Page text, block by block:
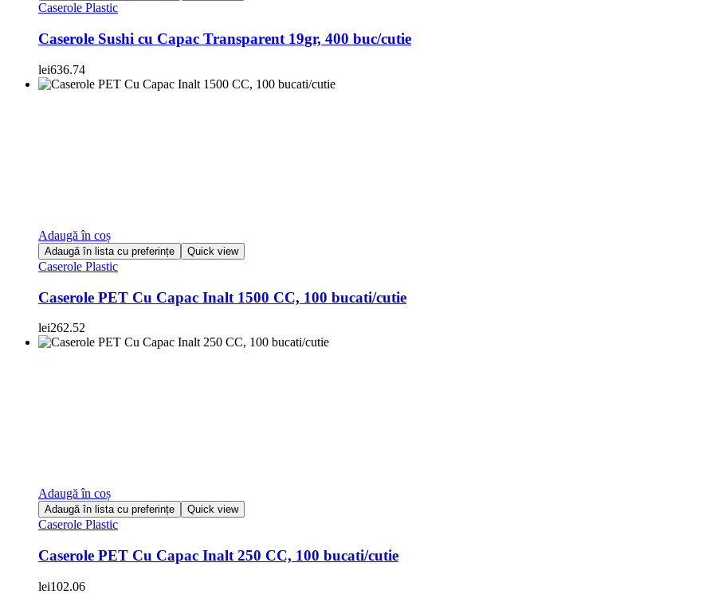
Caserole Plastic
Caserole Sushi cu Capac Transparent 19gr, 400 buc/cutie
lei636.74
Adaugă în coș
Adaugă în lista cu preferințe Quick view
Caserole Plastic
Caserole PET Cu Capac Inalt 1500 CC, 100 bucati/cutie
lei262.52
Adaugă în coș
Adaugă în lista cu preferințe Quick view
Caserole Plastic
Caserole PET Cu Capac Inalt 250 CC, 100 bucati/cutie
lei102.06